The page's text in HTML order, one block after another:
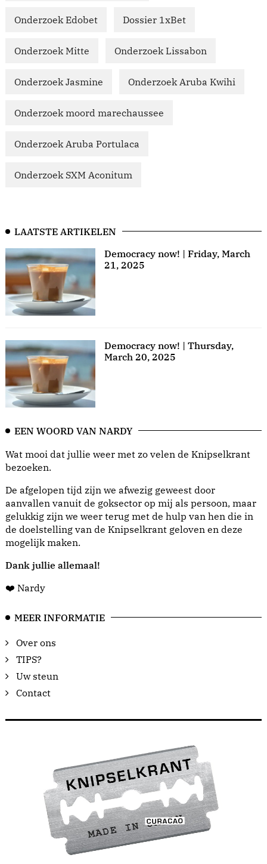
Onderzoek Edobet Dossier 1xBet
Onderzoek Mitte Onderzoek Lissabon
Onderzoek Jasmine Onderzoek Aruba Kwihi
Onderzoek moord marechaussee
Onderzoek Aruba Portulaca
Onderzoek SXM Aconitum
LAATSTE ARTIKELEN
Democracy now! | Friday, March
21, 2025
Democracy now! | Thursday,
March 20, 2025
EEN WOORD VAN NARDY
Wat mooi dat jullie weer met zo velen de Knipselkrant
bezoeken.
De afgelopen tijd zijn we afwezig geweest door
aanvallen vanuit de goksector op mij als persoon, maar
gelukkig zijn we weer terug met de hulp van hen die in
de doelstelling van de Knipselkrant geloven en deze
mogelijk maken.
Dank jullie allemaal!
❤️ Nardy
MEER INFORMATIE
Over ons
TIPS?
Uw steun
Contact